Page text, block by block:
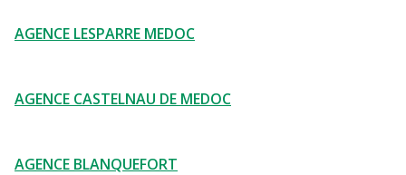
AGENCE LESPARRE MEDOC
AGENCE CASTELNAU DE MEDOC
AGENCE BLANQUEFORT